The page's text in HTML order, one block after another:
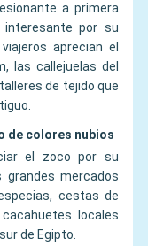
a primera
por su
aprecian el
las callejuelas del
de tejido que
de colores nubios
el zoco por su
mercados
cestas de
locales
de Egipto.